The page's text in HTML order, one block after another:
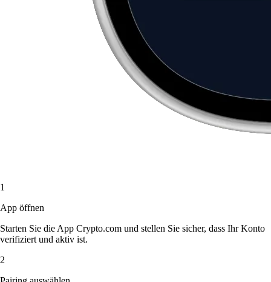
1
App öffnen
Starten Sie die App Crypto.com und stellen Sie sicher, dass Ihr Konto
verifiziert und aktiv ist.
2